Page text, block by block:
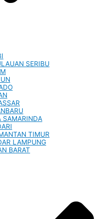
SERIBU
SAMARINDA
TIMUR
LAMPUNG
BARAT